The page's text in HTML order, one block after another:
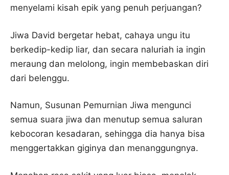
menyelami kisah epik yang penuh perjuangan?
Jiwa David bergetar hebat, cahaya ungu itu
berkedip-kedip liar, dan secara naluriah ia ingin
meraung dan melolong, ingin membebaskan diri
dari belenggu.
Namun, Susunan Pemurnian Jiwa mengunci
semua suara jiwa dan menutup semua saluran
kebocoran kesadaran, sehingga dia hanya bisa
menggertakkan giginya dan menanggungnya.